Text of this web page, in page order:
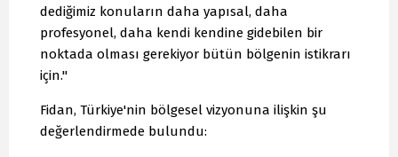
dediğimiz konuların daha yapısal, daha
profesyonel, daha kendi kendine gidebilen bir
noktada olması gerekiyor bütün bölgenin istikrarı
için."
Fidan, Türkiye'nin bölgesel vizyonuna ilişkin şu
değerlendirmede bulundu: